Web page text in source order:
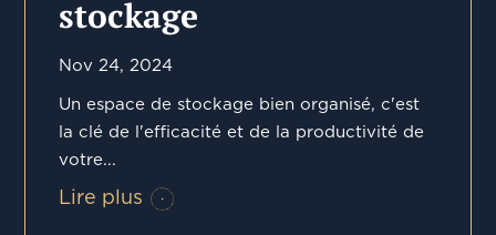
stockage
Nov 24, 2024
Un espace de stockage bien organisé, c'est
la clé de l'efficacité et de la productivité de
votre...
Lire plus